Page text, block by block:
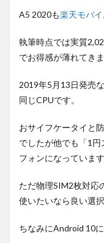
A5 2020も楽天モバ
執筆時点では実質
でお得感が薄れてきま
2019年5月13日発売
同じCPUです。
おサイフケータイと
でしたが他でも「1
フォンになっています
ただ物理SIM2枚対応
使いたいなら良い選
ちなみにAndroid 10